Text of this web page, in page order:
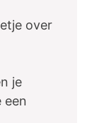
over
je
een